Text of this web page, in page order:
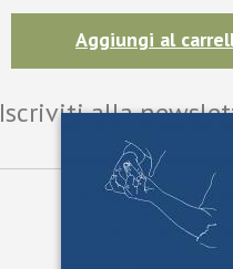
Aggiungi al
Iscriviti alla